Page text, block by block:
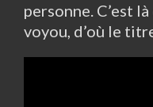
personne. C’est
voyou, d’où le